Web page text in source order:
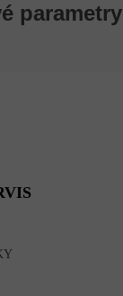
parametry